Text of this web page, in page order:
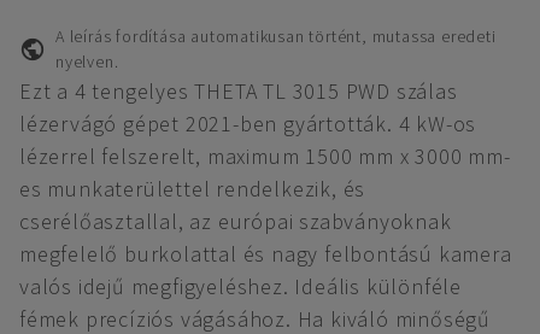
A leírás fordítása automatikusan történt, mutassa eredeti
nyelven.
Ezt a 4 tengelyes THETA TL 3015 PWD szálas
lézervágó gépet 2021-ben gyártották. 4 kW-os
lézerrel felszerelt, maximum 1500 mm x 3000 mm-
es munkaterülettel rendelkezik, és
cserélőasztallal, az európai szabványoknak
megfelelő burkolattal és nagy felbontású kamera
valós idejű megfigyeléshez. Ideális különféle
fémek precíziós vágásához. Ha kiváló minőségű